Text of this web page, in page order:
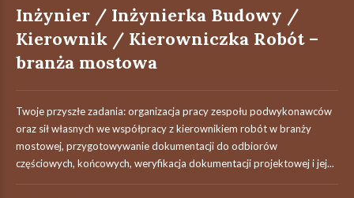
Inżynier / Inżynierka Budowy /
Kierownik / Kierowniczka Robót –
branża mostowa
Twoje przyszłe zadania:‎ organizacja pracy zespołu podwykonawców
oraz sił własnych we współpracy z ‎kierownikiem robót w branży
mostowej,‎ przygotowywanie dokumentacji do odbiorów
częściowych, końcowych, weryfikacja dokumentacji projektowej i jej...